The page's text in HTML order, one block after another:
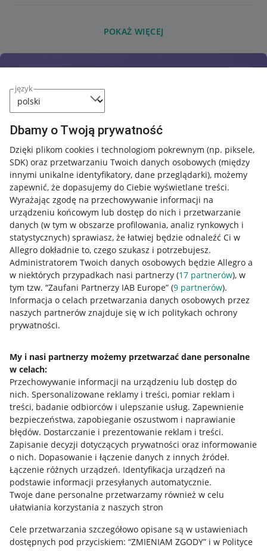
język
Dbamy o Twoją prywatność
Dzięki plikom cookies i technologiom pokrewnym (np. piksele,
SDK) oraz przetwarzaniu Twoich danych osobowych (między
innymi unikalne identyfikatory, dane przeglądarki), możemy
zapewnić, że dopasujemy do Ciebie wyświetlane treści.
Wyrażając zgodę na przechowywanie informacji na
urządzeniu końcowym lub dostęp do nich i przetwarzanie
danych (w tym w obszarze profilowania, analiz rynkowych i
statystycznych) sprawiasz, że łatwiej będzie odnaleźć Ci w
Allegro dokładnie to, czego szukasz i potrzebujesz.
Administratorem Twoich danych osobowych będzie Allegro a
w niektórych przypadkach nasi partnerzy (17 partnerów), w
tym tzw. “Zaufani Partnerzy IAB Europe” (9 partnerów).
Informacja o celach przetwarzania danych osobowych przez
naszych partnerów znajduje się w ich politykach ochrony
prywatności.
My i nasi partnerzy możemy przetwarzać dane personalne
w celach:
Przechowywanie informacji na urządzeniu lub dostęp do
nich. Spersonalizowane reklamy i treści, pomiar reklam i
treści, badanie odbiorców i ulepszanie usług. Zapewnienie
bezpieczeństwa, zapobieganie oszustwom i naprawianie
błędów. Dostarczanie i prezentowanie reklam i treści.
Zapisanie decyzji dotyczących prywatności oraz informowanie
o nich. Dopasowanie i łączenie danych z innych źródeł.
Łączenie różnych urządzeń. Identyfikacja urządzeń na
podstawie informacji przesyłanych automatycznie.
Twoje dane personalne przetwarzamy również w celu
ułatwiania korzystania z naszych stron
Cele przetwarzania szczegółowo opisane są w ustawieniach
dostępnych pod przyciskiem: “ZMIENIAM ZGODY” i w Polityce
POKAŻ WIĘCEJ
Przydatne informacje
Jak to działa
Allegro Gadane dla sprzedających
Allegro Gadane dla kupujących
Mapa miejscowości
Informacje prawne
Regulamin
Polityka plików "cookies"
Ustawienia plików "cookies"
Udostępnianie lokalizacji